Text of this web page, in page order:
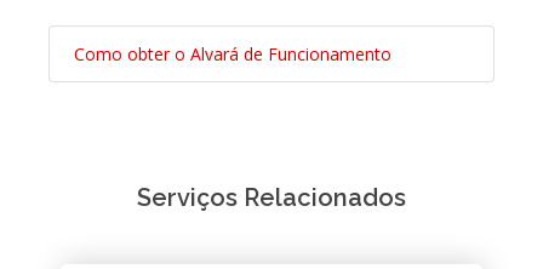
Como obter o Alvará de Funcionamento
Serviços Relacionados